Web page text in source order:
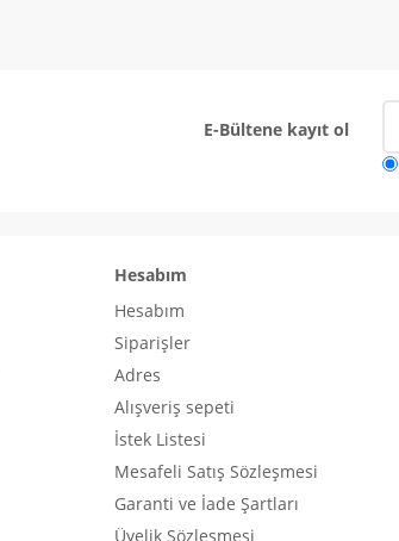
E-Bültene kayıt ol
Hesabım
Hesabım
Siparişler
Adres
Alışveriş sepeti
İstek Listesi
Mesafeli Satış Sözleşmesi
Garanti ve İade Şartları
Üyelik Sözleşmesi